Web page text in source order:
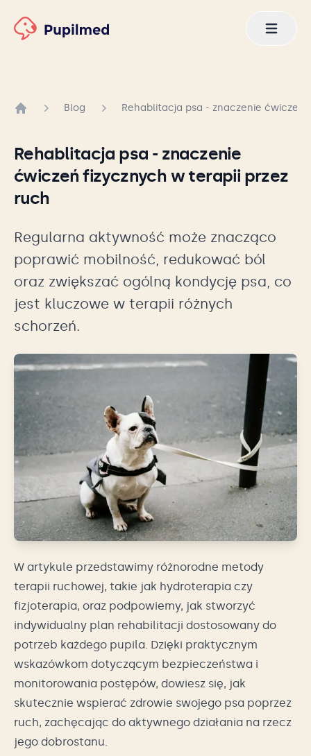
Blog Rehablitacja psa - znaczenie
Rehablitacja psa - znaczenie
ćwiczeń fizycznych w terapii przez
ruch
Regularna aktywność może znacząco
poprawić mobilność, redukować ból
oraz zwiększać ogólną kondycję psa, co
jest kluczowe w terapii różnych
schorzeń.
W artykule przedstawimy różnorodne metody
terapii ruchowej, takie jak hydroterapia czy
fizjoterapia, oraz podpowiemy, jak stworzyć
indywidualny plan rehabilitacji dostosowany do
potrzeb każdego pupila. Dzięki praktycznym
wskazówkom dotyczącym bezpieczeństwa i
monitorowania postępów, dowiesz się, jak
skutecznie wspierać zdrowie swojego psa poprzez
ruch, zachęcając do aktywnego działania na rzecz
jego dobrostanu.